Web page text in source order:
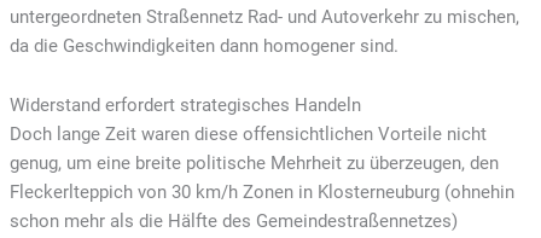
untergeordneten Straßennetz Rad- und Autoverkehr zu mischen,
da die Geschwindigkeiten dann homogener sind.
Widerstand erfordert strategisches Handeln
Doch lange Zeit waren diese offensichtlichen Vorteile nicht
genug, um eine breite politische Mehrheit zu überzeugen, den
Fleckerlteppich von 30 km/h Zonen in Klosterneuburg (ohnehin
schon mehr als die Hälfte des Gemeindestraßennetzes)